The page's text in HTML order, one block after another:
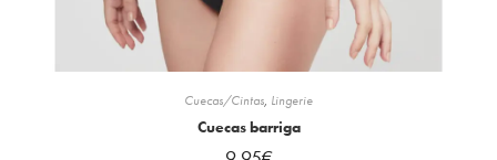
Cuecas/Cintas, Lingerie
Cuecas barriga